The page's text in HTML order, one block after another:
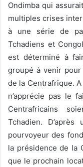
Ondimba qui
multiples crises inter
à une série de
Tchadiens et
est déterminé à
groupé à venir
de la Centrafrique.
n’apprécie pas le
Centrafricains
Tchadien.
pourvoyeur des
la présidence de la
que le prochain